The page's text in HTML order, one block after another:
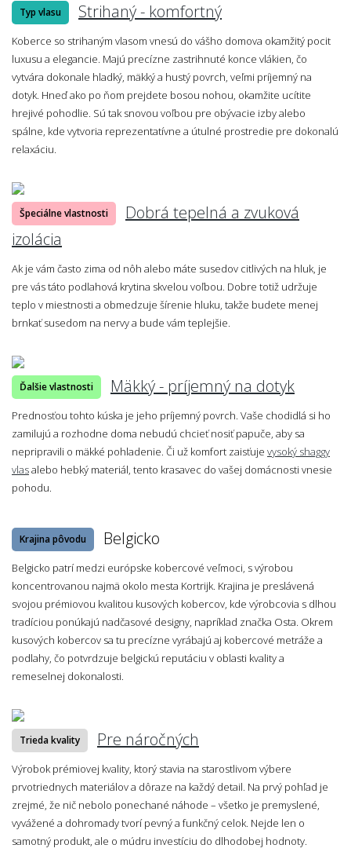
Typ vlasu Strihaný - komfortný
Koberce so strihaným vlasom vnesú do vášho domova okamžitý pocit
luxusu a elegancie. Majú precízne zastrihnuté konce vlákien, čo
vytvára dokonale hladký, mäkký a hustý povrch, veľmi príjemný na
dotyk. Hneď ako po ňom prejdete bosou nohou, okamžite ucítite
hrejivé pohodlie. Sú tak snovou voľbou pre obývacie izby alebo
spálne, kde vytvoria reprezentatívne a útulné prostredie pre dokonalú
relaxáciu.
Špeciálne vlastnosti
Dobrá tepelná a zvuková
izolácia
Ak je vám často zima od nôh alebo máte susedov citlivých na hluk, je
pre vás táto podlahová krytina skvelou voľbou. Dobre totiž udržuje
teplo v miestnosti a obmedzuje šírenie hluku, takže budete menej
brnkať susedom na nervy a bude vám teplejšie.
Ďalšie vlastnosti Mäkký - príjemný na dotyk
Prednosťou tohto kúska je jeho príjemný povrch. Vaše chodidlá si ho
zamilujú a rozhodne doma nebudú chcieť nosiť papuče, aby sa
nepripravili o mäkké pohladenie. Či už komfort zaisťuje vysoký shaggy
vlasalebo hebký materiál, tento krasavec do vašej domácnosti vnesie
pohodu.
Krajina pôvodu Belgicko
Belgicko patrí medzi európske kobercové veľmoci, s výrobou
koncentrovanou najmä okolo mesta Kortrijk. Krajina je preslávená
svojou prémiovou kvalitou kusových kobercov, kde výrobcovia s dlhou
tradíciou ponúkajú nadčasové designy, napríklad značka Osta. Okrem
kusových kobercov sa tu precízne vyrábajú aj kobercové metráže a
podlahy, čo potvrdzuje belgickú reputáciu v oblasti kvality a
remeselnej dokonalosti.
Trieda kvality Pre náročných
Výrobok prémiovej kvality, ktorý stavia na starostlivom výbere
prvotriednych materiálov a dôraze na každý detail. Na prvý pohľad je
zrejmé, že nič nebolo ponechané náhode – všetko je premyslené,
vyvážené a dohromady tvorí pevný a funkčný celok. Nejde len o
samotný produkt, ale o múdru investíciu do dlhodobej hodnoty.